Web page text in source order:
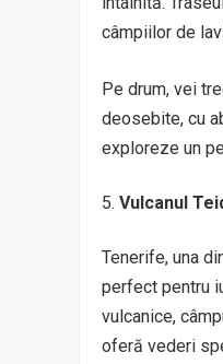
câmpiilor de
Pe drum, vei
deosebite, cu
exploreze un
Vulcanul
Tenerife, una
perfect pentru
vulcanice,
oferă vederi